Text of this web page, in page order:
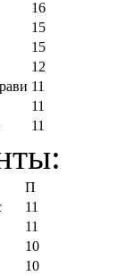
16
15
15
12
11
11
11
П
11
11
10
10